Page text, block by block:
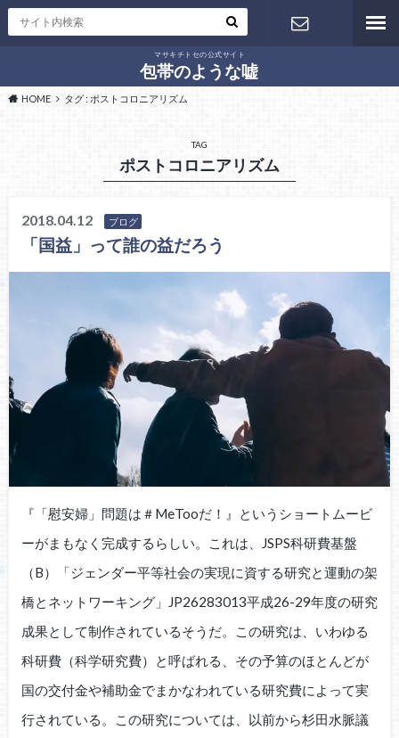
マサキチトセの公式サイト
包帯のような嘘
HOME タグ : ポストコロニアリズム
TAG
ポストコロニアリズム
2018.04.12 ブログ
「国益」って誰の益だろう
『「慰安婦」問題は＃MeTooだ！』というショートムービ
ーがまもなく完成するらしい。これは、JSPS科研費基盤
（B）「ジェンダー平等社会の実現に資する研究と運動の架
橋とネットワーキング」JP26283013平成26-29年度の研究
成果として制作されているそうだ。この研究は、いわゆる
科研費（科学研究費）と呼ばれる、その予算のほとんどが
国の交付金や補助金でまかなわれている研究費によって実
行されている。この研究については、以前から杉田水脈議